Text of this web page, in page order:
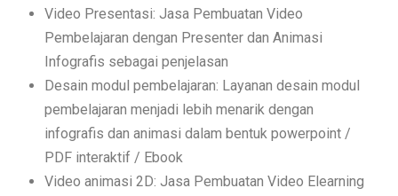
Video Presentasi: Jasa Pembuatan Video
Pembelajaran dengan Presenter dan Animasi
Infografis sebagai penjelasan
Desain modul pembelajaran: Layanan desain modul
pembelajaran menjadi lebih menarik dengan
infografis dan animasi dalam bentuk powerpoint /
PDF interaktif / Ebook
Video animasi 2D: Jasa Pembuatan Video Elearning